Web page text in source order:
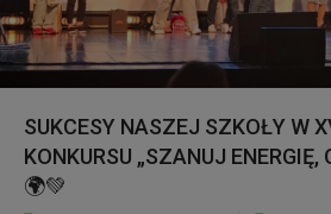
SUKCESY NASZEJ SZKOŁY W
KONKURSU „SZANUJ ENERGIĘ,
🌍💚